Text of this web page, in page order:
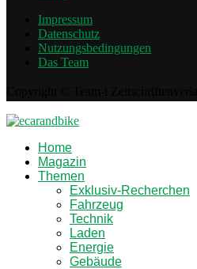
Impressum
Datenschutz
Nutzungsbedingungen
Das Team
Home
Magazin
Themen
Exklusiv-Recherchen
Fahrzeug
Technik
Laden
Energie
Gebäude